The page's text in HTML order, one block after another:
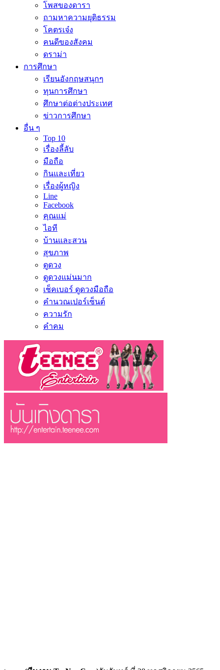
โพสของดารา
ถามหาความยุติธรรม
โคตรเจ๋ง
คนดีของสังคม
ดราม่า
การศึกษา
เรียนอังกฤษสนุกๆ
ทุนการศึกษา
ศึกษาต่อต่างประเทศ
ข่าวการศึกษา
อื่น ๆ
Top 10
เรื่องลี้ลับ
มือถือ
กินและเที่ยว
เรื่องผู้หญิง
Line
Facebook
คุณแม่
ไอที
บ้านและสวน
สุขภาพ
ดูดวง
ดูดวงแม่นมาก
เช็คเบอร์ ดูดวงมือถือ
คำนวณเปอร์เซ็นต์
ความรัก
คำคม